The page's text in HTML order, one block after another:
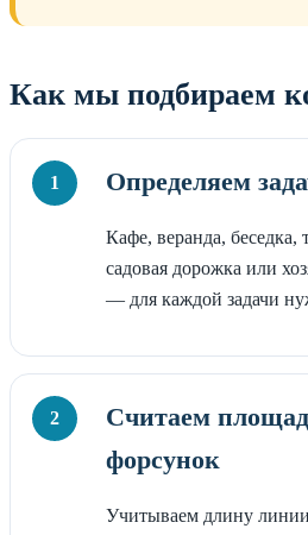
Как мы подбираем
Определяем
Кафе, веранда, беседка,
садовая дорожка или
— для каждой задачи
Считаем
форсунок
Учитываем длину